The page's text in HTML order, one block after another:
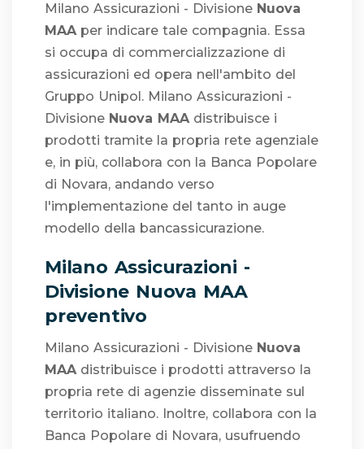
Milano Assicurazioni - Divisione Nuova
MAAper indicare tale compagnia. Essa
si occupa di commercializzazione di
assicurazioni ed opera nell'ambito del
Gruppo Unipol. Milano Assicurazioni -
Divisione Nuova MAAdistribuisce i
prodotti tramite la propria rete agenziale
e, in più, collabora con la Banca Popolare
di Novara, andando verso
l'implementazione del tanto in auge
modello della bancassicurazione.
Milano Assicurazioni -
Divisione Nuova MAA
preventivo
Milano Assicurazioni - Divisione Nuova
MAAdistribuisce i prodotti attraverso la
propria rete di agenzie disseminate sul
territorio italiano. Inoltre, collabora con la
Banca Popolare di Novara, usufruendo